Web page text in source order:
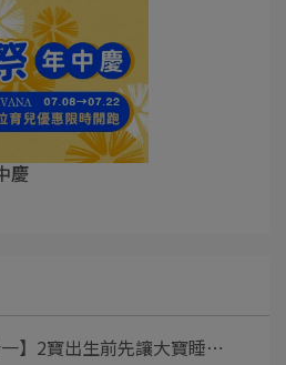
慶
】2寶出生前先讓大寶睡⋯